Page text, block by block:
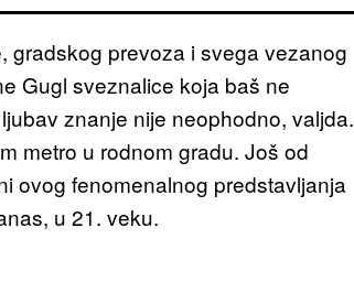
gradskog prevoza i svega vezanog
Gugl sveznalice koja baš ne
znanje nije neophodno, valjda.
metro u rodnom gradu. Još od
ovog fenomenalnog predstavljanja
u 21. veku.